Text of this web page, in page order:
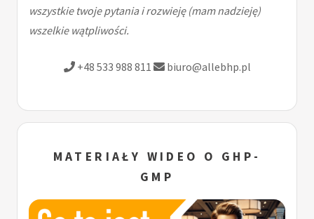
wszystkie twoje pytania i rozwieję (mam nadzieję)
wszelkie wątpliwości.
+48 533 988 811 biuro@allebhp.pl
MATERIAŁY WIDEO O GHP-
GMP